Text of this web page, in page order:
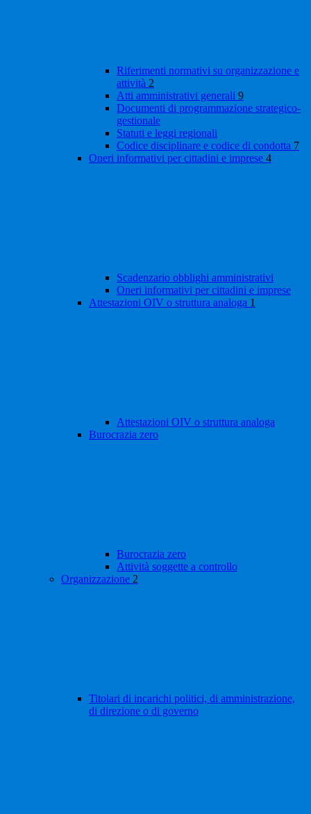
Riferimenti normativi su organizzazione e
attività 2
Atti amministrativi generali 9
Documenti di programmazione strategico-
gestionale
Statuti e leggi regionali
Codice disciplinare e codice di condotta 7
Oneri informativi per cittadini e imprese 4
Scadenzario obblighi amministrativi
Oneri informativi per cittadini e imprese
Attestazioni OIV o struttura analoga 1
Attestazioni OIV o struttura analoga
Burocrazia zero
Burocrazia zero
Attività soggette a controllo
Organizzazione 2
Titolari di incarichi politici, di amministrazione,
di direzione o di governo